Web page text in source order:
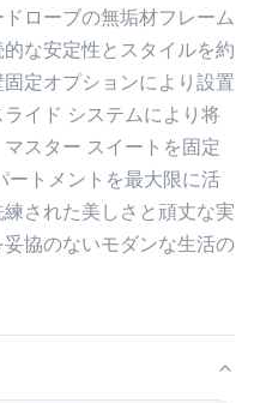
ローブの無垢材フレーム
な安定性とスタイルを約
定オプションにより設置
イド システムにより将
スター スイートを固定
トメントを最大限に活
された美しさと頑丈な実
協のないモダンな生活の